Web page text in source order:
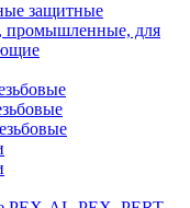
защитные
промышленные, для